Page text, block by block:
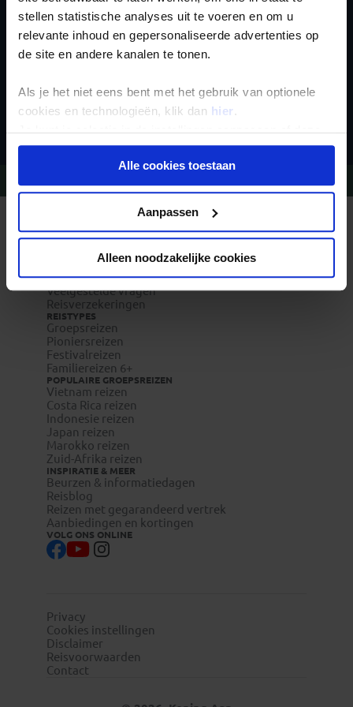
stellen statistische analyses uit te voeren en om u
relevante inhoud en gepersonaliseerde advertenties op
de site en andere kanalen te tonen.
Als je het niet eens bent met het gebruik van optionele
cookies en technologieën, klik dan hier .
Je kunt je selectie in de instellingen aanpassen of deze
onder aan de pagina op elk gewenst moment voor de
toekomst wijzigen.Alle cookies toestaan
Aanpassen
Alleen noodzakelijke cookies
Inschrijven
Waarom Koning Aap?
Bestemmingen
Duurzaam toerisme
Vacatures
Veelgestelde vragen
Reisverzekeringen
REISTYPES
Groepsreizen
Pioniersreizen
Festivalreizen
Familiereizen 6+
POPULAIRE GROEPSREIZEN
Vietnam reizen
Costa Rica reizen
Indonesie reizen
Japan reizen
Marokko reizen
Zuid-Afrika reizen
INSPIRATIE & MEER
Beurzen & informatiedagen
Reisblog
Reizen met gegarandeerd vertrek
Aanbiedingen en kortingen
VOLG ONS ONLINE
Privacy
Cookies instellingen
Disclaimer
Reisvoorwaarden
Contact